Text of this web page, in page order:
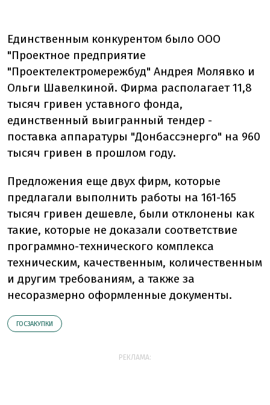
Единственным конкурентом было ООО
"Проектное предприятие
"Проектелектромережбуд" Андрея Молявко и
Ольги Шавелкиной. Фирма располагает 11,8
тысяч гривен уставного фонда,
единственный выигранный тендер -
поставка аппаратуры "Донбассэнерго" на 960
тысяч гривен в прошлом году.
Предложения еще двух фирм, которые
предлагали выполнить работы на 161-165
тысяч гривен дешевле, были отклонены как
такие, которые не доказали соответствие
программно-технического комплекса
техническим, качественным, количественным
и другим требованиям, а также за
несоразмерно оформленные документы.
ГОСЗАКУПКИ
РЕКЛАМА: